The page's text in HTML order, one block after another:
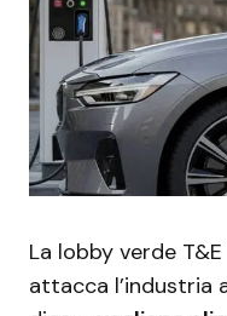
La lobby verde
attacca l’industria